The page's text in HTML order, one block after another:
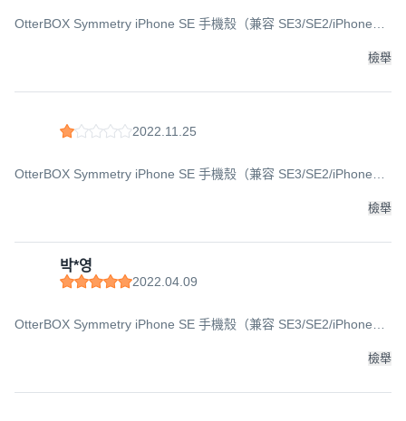
OtterBOX Symmetry iPhone SE 手機殼（兼容 SE3/SE2/iPhone
檢舉
2022.11.25
OtterBOX Symmetry iPhone SE 手機殼（兼容 SE3/SE2/iPhone
檢舉
박*영
2022.04.09
OtterBOX Symmetry iPhone SE 手機殼（兼容 SE3/SE2/iPhone
檢舉